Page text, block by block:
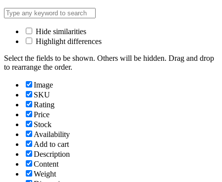
Hide similarities
Highlight differences
Select the fields to be shown. Others will be hidden. Drag and drop
to rearrange the order.
Image
SKU
Rating
Price
Stock
Availability
Add to cart
Description
Content
Weight